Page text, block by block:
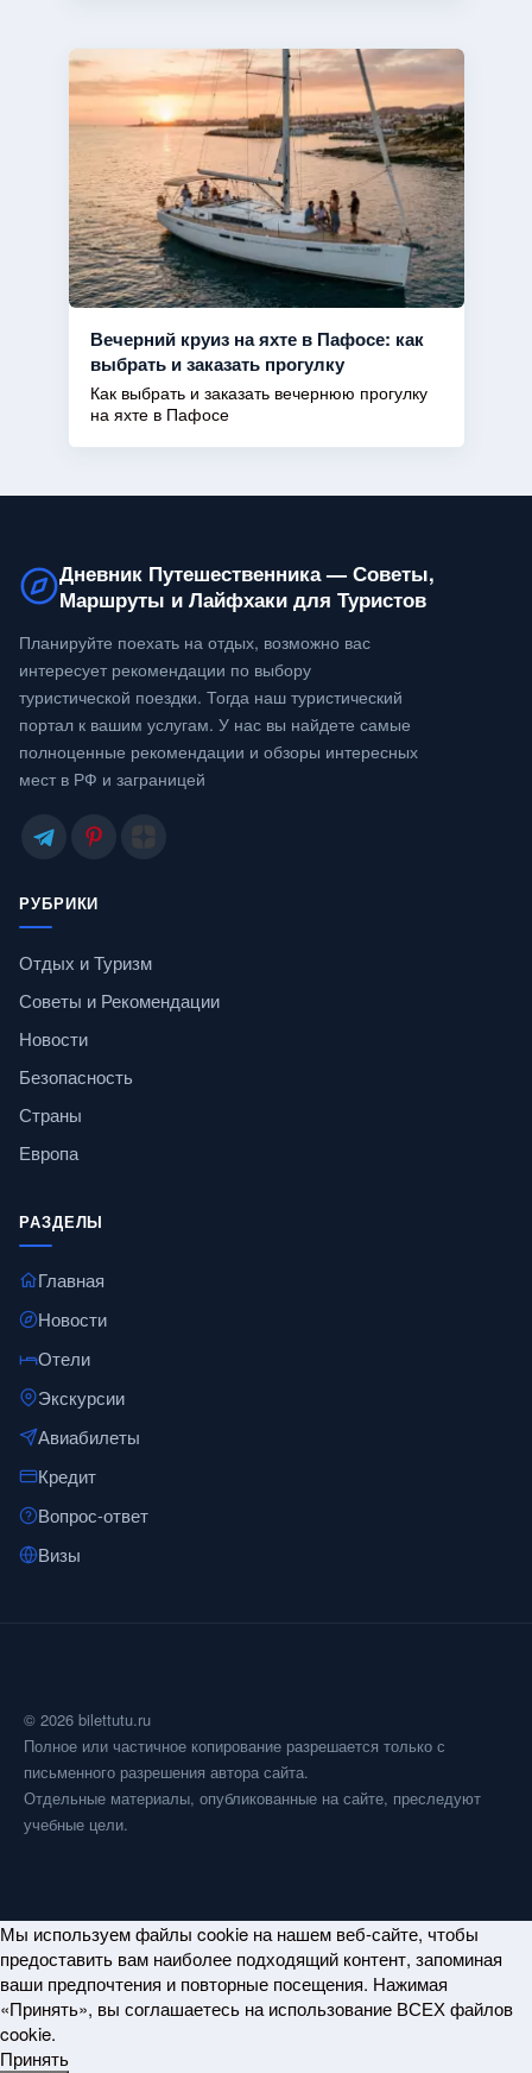
Вечерний круиз на яхте в Пафосе: как
выбрать и заказать прогулку
Как выбрать и заказать вечернюю прогулку
на яхте в Пафосе
Дневник Путешественника — Советы,
Маршруты и Лайфхаки для Туристов
Планируйте поехать на отдых, возможно вас
интересует рекомендации по выбору
туристической поездки. Тогда наш туристический
портал к вашим услугам. У нас вы найдете самые
полноценные рекомендации и обзоры интересных
мест в РФ и заграницей
РУБРИКИ
Отдых и Туризм
Советы и Рекомендации
Новости
Безопасность
Страны
Европа
РАЗДЕЛЫ
Главная
Новости
Отели
Экскурсии
Авиабилеты
Кредит
Вопрос-ответ
Визы
© 2026 bilettutu.ru
Полное или частичное копирование разрешается только с
письменного разрешения автора сайта.
Отдельные материалы, опубликованные на сайте, преследуют
учебные цели.
Мы используем файлы cookie на нашем веб-сайте, чтобы
предоставить вам наиболее подходящий контент, запоминая
ваши предпочтения и повторные посещения. Нажимая
«Принять», вы соглашаетесь на использование ВСЕХ файлов
cookie.
Принять